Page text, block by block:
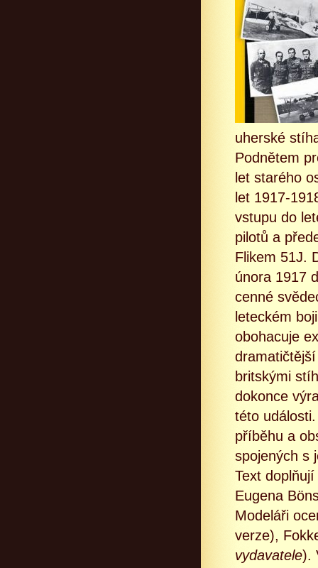
uherské
Podnětem
let starého
let 1917-
vstupu do
pilotů a
Flikem 51J.
února 1917
cenné
leteckém
obohacuje
britskými
dokonce
této
příběhu a
spojených s
Text
Eugena
Modeláři
verze),
vydavatele).